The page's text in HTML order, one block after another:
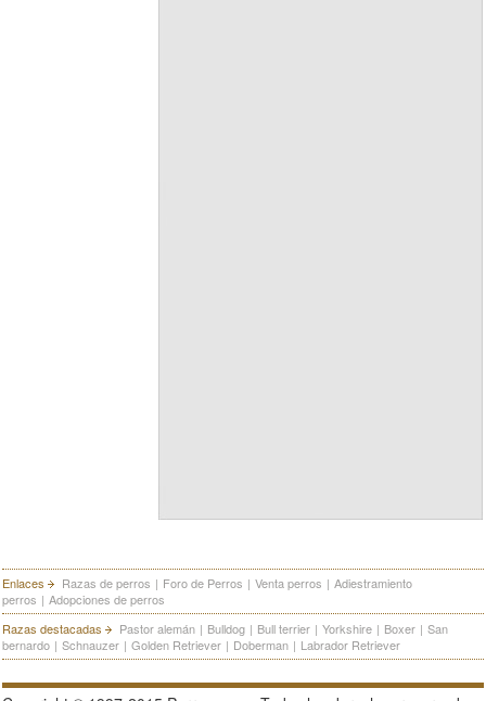
Enlaces Razas de perros | Foro de Perros | Venta perros | Adiestramiento
perros | Adopciones de perros
Razas destacadas
Pastor alemán | Bulldog | Bull terrier | Yorkshire | Boxer | San
bernardo | Schnauzer | Golden Retriever | Doberman | Labrador Retriever